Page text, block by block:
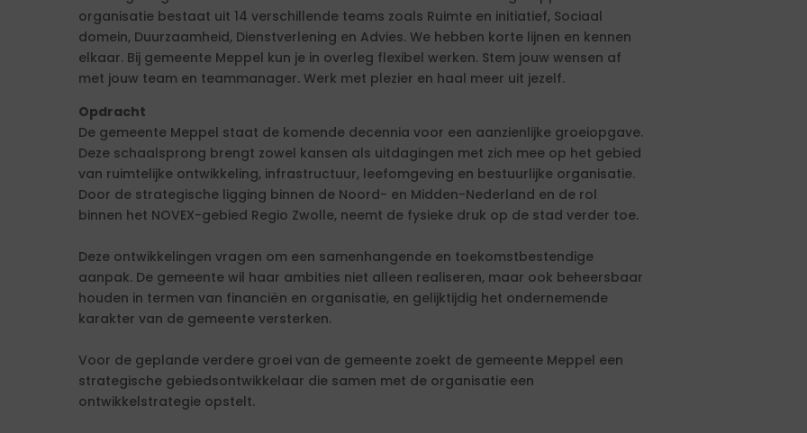
organisatie bestaat uit 14 verschillende teams zoals Ruimte en initiatief, Sociaal
domein, Duurzaamheid, Dienstverlening en Advies. We hebben korte lijnen en kennen
elkaar. Bij gemeente Meppel kun je in overleg flexibel werken. Stem jouw wensen af
met jouw team en teammanager. Werk met plezier en haal meer uit jezelf.
Opdracht
De gemeente Meppel staat de komende decennia voor een aanzienlijke groeiopgave.
Deze schaalsprong brengt zowel kansen als uitdagingen met zich mee op het gebied
van ruimtelijke ontwikkeling, infrastructuur, leefomgeving en bestuurlijke organisatie.
Door de strategische ligging binnen de Noord- en Midden-Nederland en de rol
binnen het NOVEX-gebied Regio Zwolle, neemt de fysieke druk op de stad verder toe.
Deze ontwikkelingen vragen om een samenhangende en toekomstbestendige
aanpak. De gemeente wil haar ambities niet alleen realiseren, maar ook beheersbaar
houden in termen van financiën en organisatie, en gelijktijdig het ondernemende
karakter van de gemeente versterken.
Voor de geplande verdere groei van de gemeente zoekt de gemeente Meppel een
strategische gebiedsontwikkelaar die samen met de organisatie een
ontwikkelstrategie opstelt.